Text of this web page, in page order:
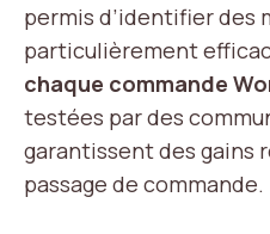
permis d’identifier des
particulièrement
chaque commande
testées par des
garantissent des gains
passage de commande.